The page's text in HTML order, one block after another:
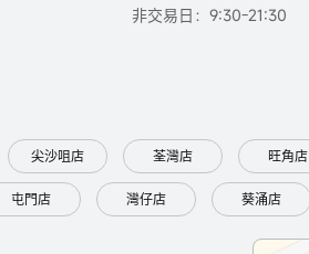
非交易日：9:30-21:30
尖沙咀店 荃灣店 旺角店
屯門店 灣仔店 葵涌店